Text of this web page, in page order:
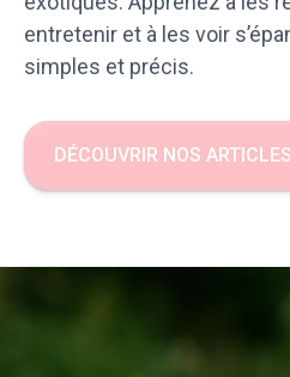
entretenir et à les voir
simples et précis.
DÉCOUVRIR NOS